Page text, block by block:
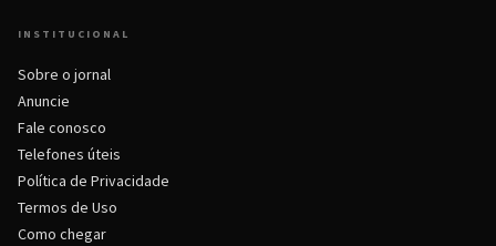
INSTITUCIONAL
Sobre o jornal
Anuncie
Fale conosco
Telefones úteis
Política de Privacidade
Termos de Uso
Como chegar